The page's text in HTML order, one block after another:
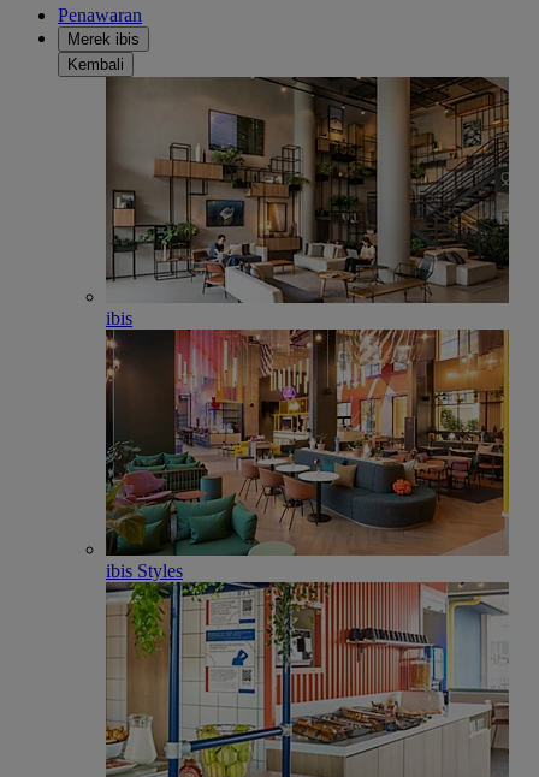
Penawaran
Merek ibis
Kembali
ibis
ibis Styles